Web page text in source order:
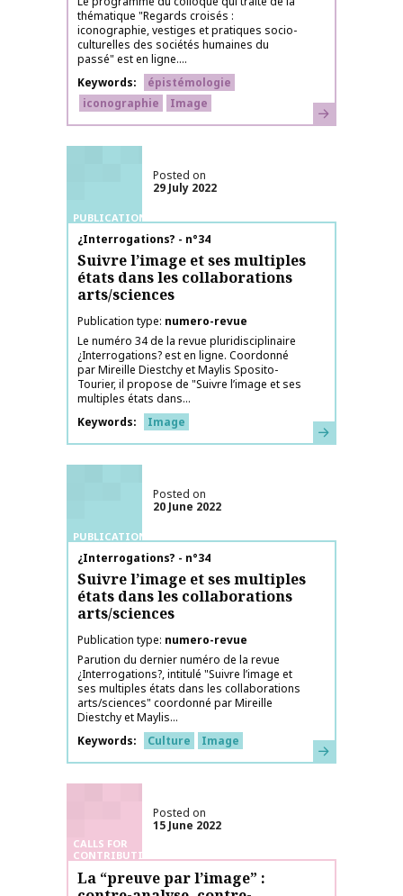
thématique "Regards croisés :
iconographie, vestiges et pratiques socio-
culturelles des sociétés humaines du
passé" est en ligne....
Keywords
épistémologie
iconographie
Image Learn more
PUBLICATIONS
Posted on
29 July 2022
Publication name
¿Interrogations? - n°34
Suivre l’image et ses multiples
états dans les collaborations
arts/sciences
Publication type numero-revue
Le numéro 34 de la revue pluridisciplinaire
¿Interrogations? est en ligne. Coordonné
par Mireille Diestchy et Maylis Sposito-
Tourier, il propose de "Suivre l’image et ses
multiples états dans...
Keywords
Image Learn more
PUBLICATIONS
Posted on
20 June 2022
Publication name
¿Interrogations? - n°34
Suivre l’image et ses multiples
états dans les collaborations
arts/sciences
Publication type numero-revue
Parution du dernier numéro de la revue
¿Interrogations?, intitulé "Suivre l’image et
ses multiples états dans les collaborations
arts/sciences" coordonné par Mireille
Diestchy et Maylis...
Keywords
Culture Image Learn more
CALLS FOR
CONTRIBUTIONS
Posted on
15 June 2022
La “preuve par l’image” :